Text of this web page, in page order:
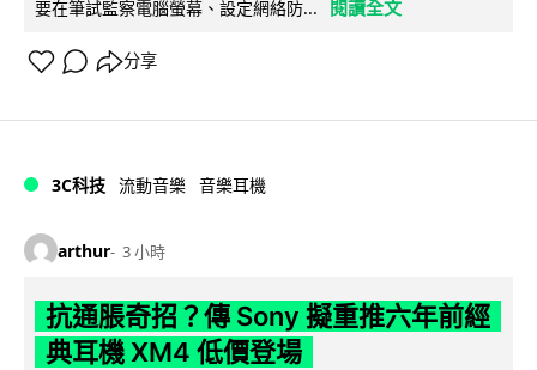
要在筆試監察電腦螢幕、設定網絡防...
閱讀全文
分享
3C科技 流動音樂 音樂耳機
arthur 3 小時
抗通脹奇招？傳 Sony 擬重推六年前經
典耳機 XM4 低價登場